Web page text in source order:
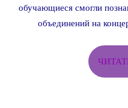
обучающиеся смогли
объединений на